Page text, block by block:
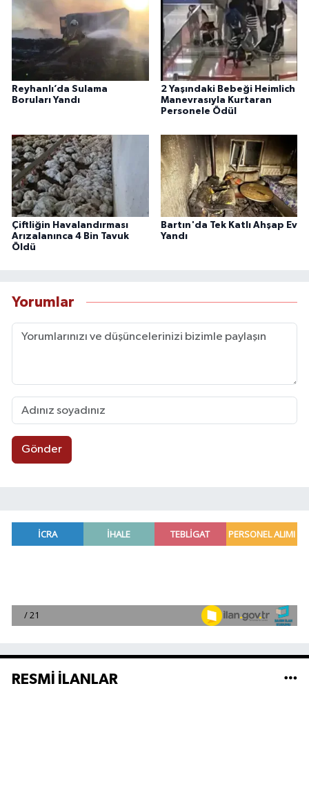
Reyhanlı’da Sulama
Boruları Yandı
2 Yaşındaki Bebeği Heimlich
Manevrasıyla Kurtaran
Personele Ödül
Çiftliğin Havalandırması
Arızalanınca 4 Bin Tavuk
Öldü
Bartın'da Tek Katlı Ahşap Ev
Yandı
Yorumlar
Gönder
RESMİ İLANLAR